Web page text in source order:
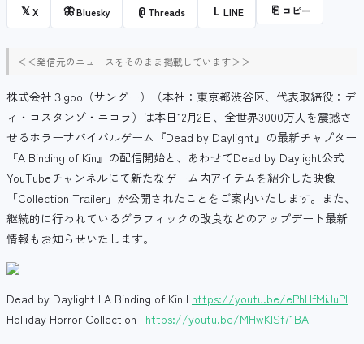
𝕏X 🦋Bluesky @ Threads L LINE ⎘ コピー
＜＜発信元のニュースをそのまま掲載しています＞＞
株式会社３goo（サングー）（本社：東京都渋谷区、代表取締役：デ
ィ・コスタンゾ・ニコラ）は本日12月2日、全世界3000万人を震撼さ
せるホラーサバイバルゲーム『Dead by Daylight』の最新チャプター
『A Binding of Kin』の配信開始と、あわせてDead by Daylight公式
YouTubeチャンネルにて新たなゲーム内アイテムを紹介した映像
「Collection Trailer」が公開されたことをご案内いたします。また、
継続的に行われているグラフィックの改良などのアップデート最新
情報もお知らせいたします。
Dead by Daylight | A Binding of Kin | https://youtu.be/ePhHfMiJuPI
Holliday Horror Collection | https://youtu.be/MHwKISf71BA